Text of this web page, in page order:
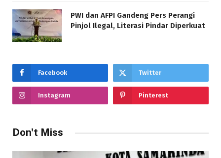
PWI dan AFPI Gandeng Pers Perangi
Pinjol Ilegal, Literasi Pindar Diperkuat
Facebook Twitter
Instagram Pinterest
Don't Miss